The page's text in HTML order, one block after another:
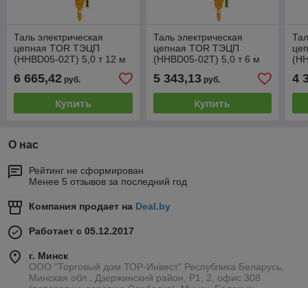
Таль электрическая
цепная TOR ТЭЦП
(HHBD05-02T) 5,0 т 12 м
6 665,42 руб.
Купить
Таль электрическая
цепная TOR ТЭЦП
(HHBD05-02T) 5,0 т 6 м
5 343,13руб.
Купить
4
О нас
Рейтинг не сформирован
Менее 5 отзывов за последний год
Компания продает на Deal.by
Работает с 05.12.2017
г. Минск
ООО "Торговый дом ТОР-Инвест" Республика Беларусь,
Минская обл., Дзержинский район, Р1, 2, офис 308